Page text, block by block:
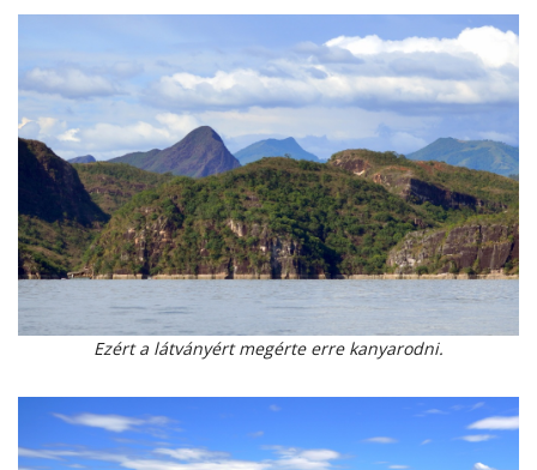
Ezért a látványért megérte erre kanyarodni.